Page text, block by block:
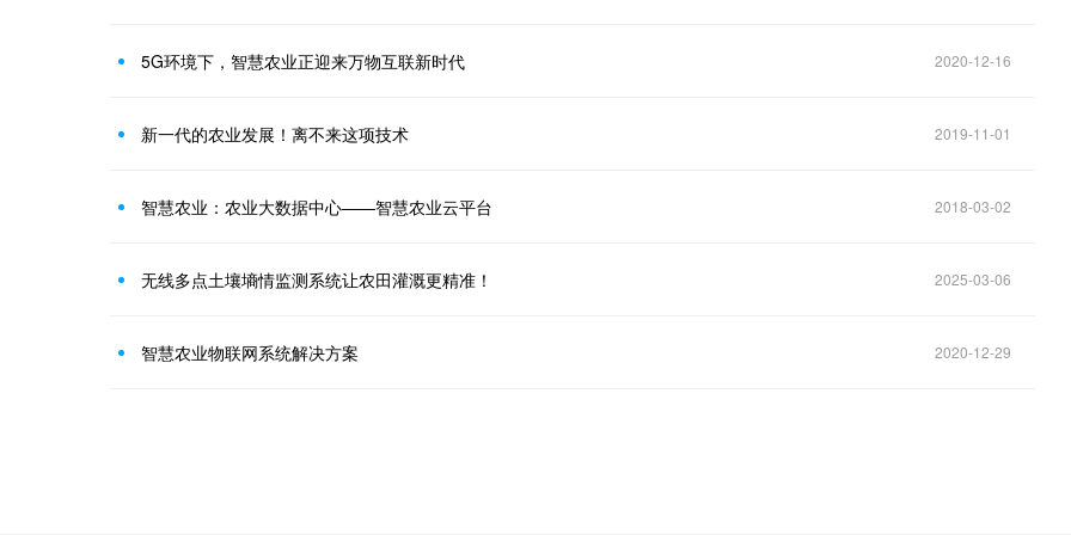
5G环境下，智慧农业正迎来万物互联新时代 2020-12-16
新一代的农业发展！离不来这项技术 2019-11-01
智慧农业：农业大数据中心——智慧农业云平台 2018-03-02
无线多点土壤墒情监测系统让农田灌溉更精准！ 2025-03-06
智慧农业物联网系统解决方案 2020-12-29